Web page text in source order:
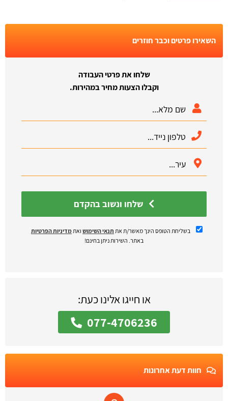
השאירו פרטים וכבר חוזרים
שלחו את פרטי העבודה
וקבלו הצעות מחיר במהירות.
בשליחת הטופס הינך מאשר/ת את תנאי השימוש ואת מדיניות הפרטיות
באתר. השירות ניתן בחינם!
או חייגו אלינו כעת:
077-4706236
חוות דעת אחרונות